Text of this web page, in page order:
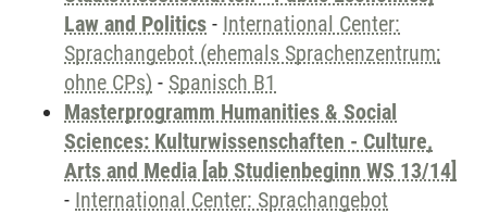
Law and Politics - International Center:
Sprachangebot (ehemals Sprachenzentrum;
ohne CPs) - Spanisch B1
Masterprogramm Humanities & Social
Sciences: Kulturwissenschaften - Culture,
Arts and Media [ab Studienbeginn WS 13/14]
- International Center: Sprachangebot